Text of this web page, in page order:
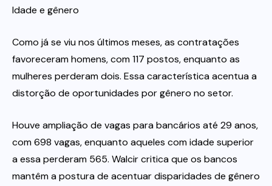
Idade e gênero
Como já se viu nos últimos meses, as contratações
favoreceram homens, com 117 postos, enquanto as
mulheres perderam dois. Essa característica acentua a
distorção de oportunidades por gênero no setor.
Houve ampliação de vagas para bancários até 29 anos,
com 698 vagas, enquanto aqueles com idade superior
a essa perderam 565. Walcir critica que os bancos
mantêm a postura de acentuar disparidades de gênero